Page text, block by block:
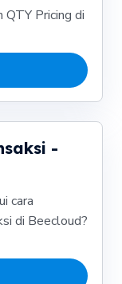
QTY Pricing di
-
cara
di Beecloud?